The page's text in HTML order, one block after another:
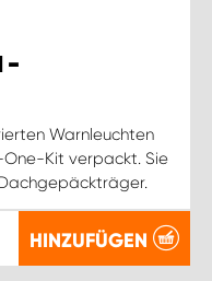
-
Warnleuchten
Kit verpackt. Sie
HINZUFÜGEN